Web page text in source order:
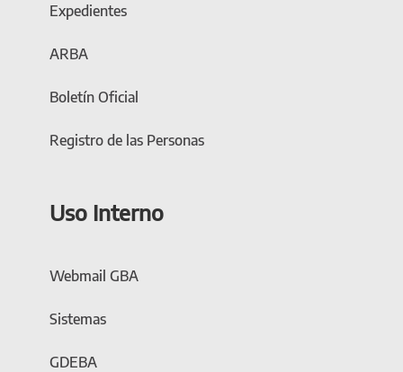
Expedientes
ARBA
Boletín Oficial
Registro de las Personas
Uso Interno
Webmail GBA
Sistemas
GDEBA